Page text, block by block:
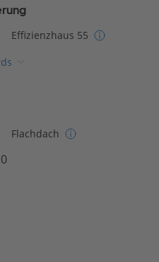
Effizienzhaus 55
Flachdach
0